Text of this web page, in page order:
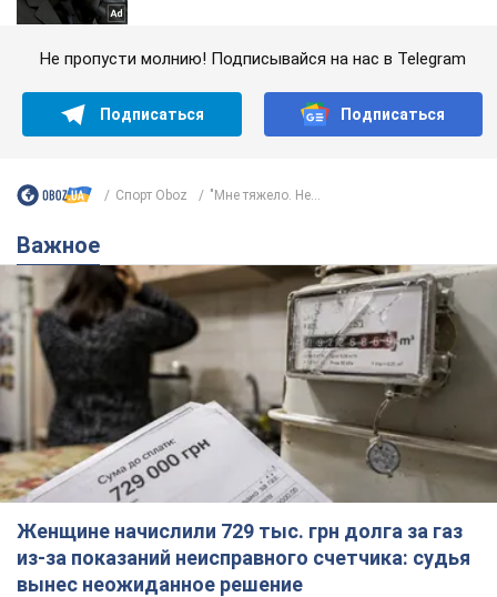
Не пропусти молнию! Подписывайся на нас в Telegram
Подписаться Подписаться
Спорт Oboz "Мне тяжело. Не...
Важное
Женщине начислили 729 тыс. грн долга за газ
из-за показаний неисправного счетчика: судья
вынес неожиданное решение